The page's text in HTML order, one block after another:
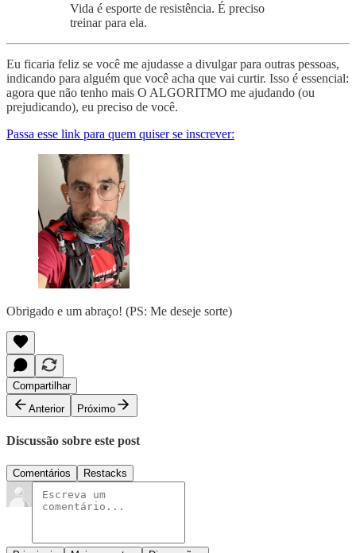
Vida é esporte de resistência. É preciso
treinar para ela.
Eu ficaria feliz se você me ajudasse a divulgar para outras pessoas,
indicando para alguém que você acha que vai curtir. Isso é essencial:
agora que não tenho mais O ALGORITMO me ajudando (ou
prejudicando), eu preciso de você.
Passa esse link para quem quiser se inscrever:
Obrigado e um abraço! (PS: Me deseje sorte)
Compartilhar
Anterior
Próximo
Discussão sobre este post
Comentários Restacks